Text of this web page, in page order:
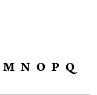
M N O P Q